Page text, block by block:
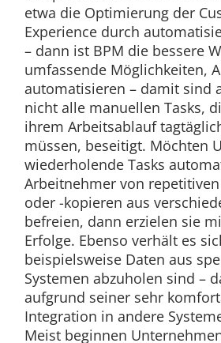
etwa die Optimierung der
Experience durch
– dann ist BPM die bessere
umfassende Möglichkeiten,
automatisieren – damit sind
nicht alle manuellen Tasks,
ihrem Arbeitsablauf
müssen, beseitigt. Möchten
wiederholende Tasks
Arbeitnehmer von
oder -kopieren aus
befreien, dann erzielen sie
Erfolge. Ebenso verhält es
beispielsweise Daten aus
Systemen abzuholen sind –
aufgrund seiner sehr
Integration in andere
Meist beginnen